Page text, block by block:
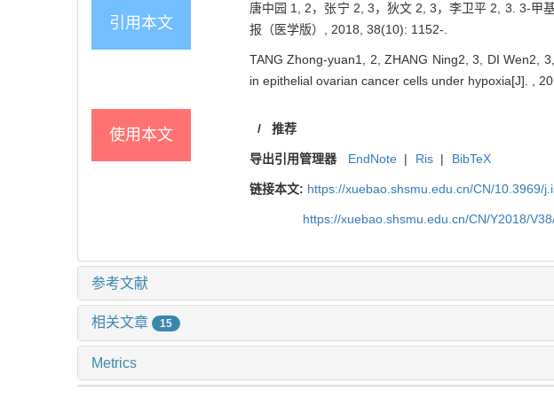
引用本文
唐中园 1, 2，张宁 2, 3，狄文 2, 3，李卫平 2, 3. 3-甲
报（医学版）, 2018, 38(10): 1152-.
TANG Zhong-yuan1, 2, ZHANG Ning2, 3, DI Wen2,
in epithelial ovarian cancer cells under hypoxia[J]. ,
使用本文 / 推荐
导出引用管理器 EndNote | Ris | BibTeX
链接本文: https://xuebao.shsmu.edu.cn/CN/10.3969/
https://xuebao.shsmu.edu.cn/CN/Y2018/
参考文献
相关文章 15
Metrics